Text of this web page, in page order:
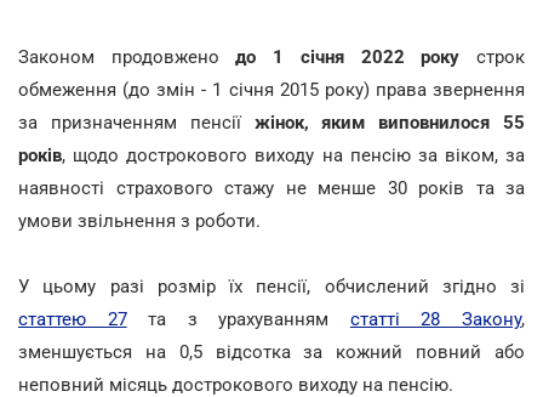
Законом продовженодо 1 січня 2022 року строк
обмеження (до змін - 1 січня 2015 року) права звернення
за призначенням пенсії жінок, яким виповнилося 55
років, щодо дострокового виходу на пенсію за віком, за
наявності страхового стажу не менше 30 років та за
умови звільнення з роботи.
У цьому разі розмір їх пенсії, обчислений згідно зі
статтею 27та з урахуванням статті 28 Закону,
зменшується на 0,5 відсотка за кожний повний або
неповний місяць дострокового виходу на пенсію.